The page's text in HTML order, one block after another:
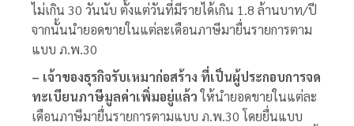
ไม่เกิน 30 วันนับ ตั้งแต่วันที่มีรายได้เกิน 1.8 ล้านบาท/ปี
จากนั้นนำยอดขายในแต่ละเดือนภาษีมายื่นรายการตาม
แบบ ภ.พ.30
– เจ้าของธุรกิจรับเหมาก่อสร้าง ที่เป็นผู้ประกอบการจด
ทะเบียนภาษีมูลค่าเพิ่มอยู่แล้วให้นำยอดขายในแต่ละ
เดือนภาษีมายื่นรายการตามแบบ ภ.พ.30 โดยยื่นแบบ